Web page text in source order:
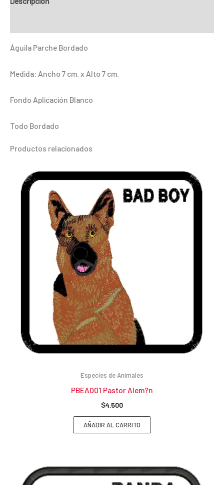
Águila Parche Bordado
Medida: Ancho 7 cm. x Alto 7 cm.
Fondo Aplicación Blanco
Todo Bordado
Productos relacionados
Especies de Animales
PBEA001 Pastor Alem?n
$4.500
AÑADIR AL CARRITO